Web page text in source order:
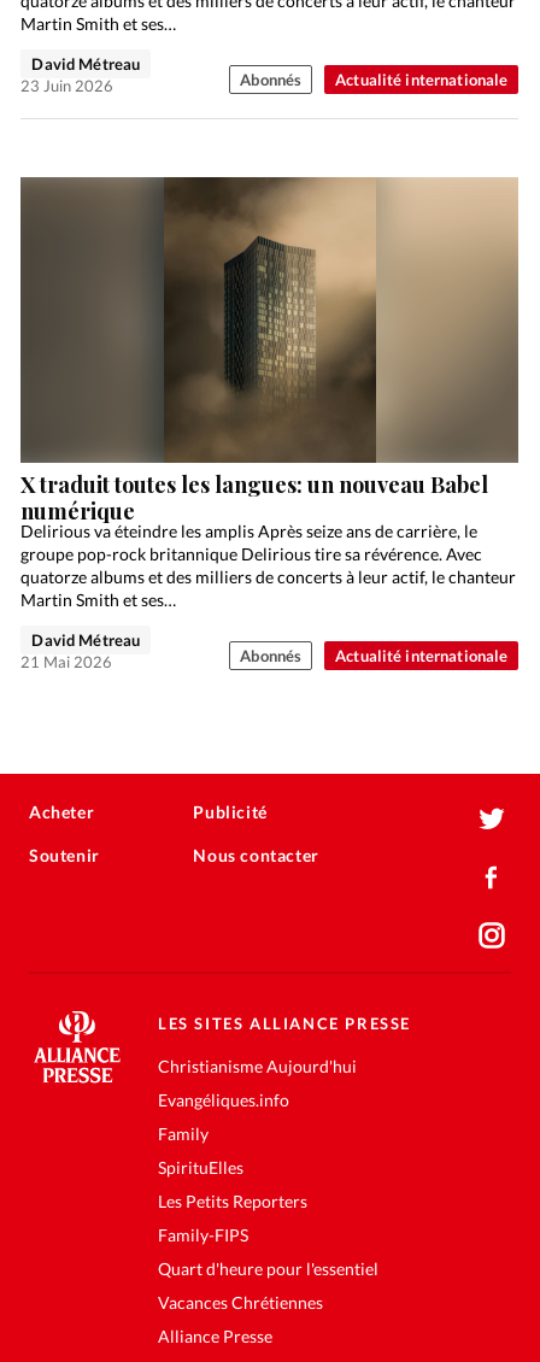
Actualité internationale
Martin Smith et ses…
David Métreau
23 Juin 2026
Abonnés
Actualité internationale
X traduit toutes les langues: un nouveau Babel
numérique
Delirious va éteindre les amplis Après seize ans de carrière, le
groupe pop-rock britannique Delirious tire sa révérence. Avec
quatorze albums et des milliers de concerts à leur actif, le chanteur
Martin Smith et ses…
David Métreau
21 Mai 2026
Abonnés
Acheter
Soutenir
Publicité
Nous contacter
LES SITES ALLIANCE PRESSE
Christianisme Aujourd'hui
Evangéliques.info
Family
SpirituElles
Les Petits Reporters
Family-FIPS
Quart d'heure pour l'essentiel
Vacances Chrétiennes
Alliance Presse